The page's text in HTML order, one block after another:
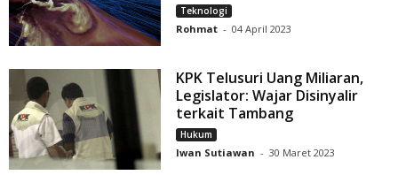
Teknologi
Rohmat - 04 April 2023
KPK Telusuri Uang Miliaran,
Legislator: Wajar Disinyalir
terkait Tambang
Hukum
Iwan Sutiawan - 30 Maret 2023